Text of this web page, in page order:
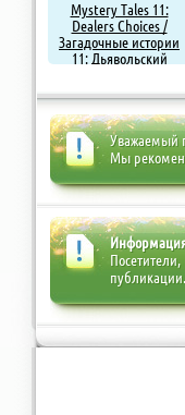
Mystery Tales 11:
Dealers Choices /
Загадочные истории
11: Дьявольский
Пиратка
Уважаемый
Мы
публикации.